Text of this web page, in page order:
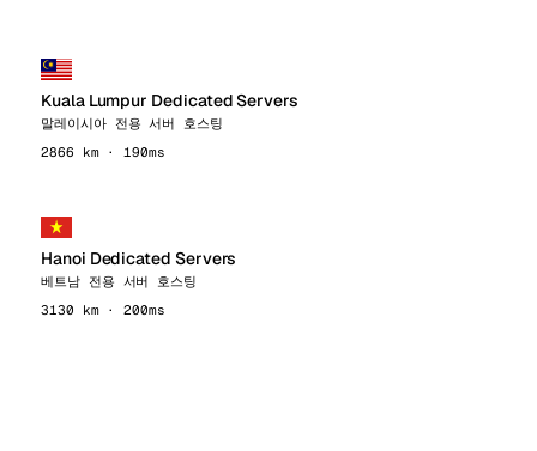
Kuala Lumpur Dedicated Servers
말레이시아 전용 서버 호스팅
2866 km · 190ms
Hanoi Dedicated Servers
베트남 전용 서버 호스팅
3130 km · 200ms